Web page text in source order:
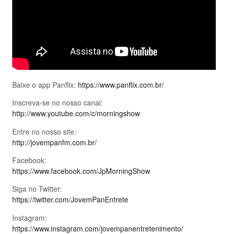
Baixe o app Panflix: https://www.panflix.com.br/
Inscreva-se no nosso canal:
http://www.youtube.com/c/morningshow
Entre no nosso site:
http://jovempanfm.com.br/
Facebook:
https://www.facebook.com/JpMorningShow
Siga no Twitter:
https://twitter.com/JovemPanEntrete
Instagram:
https://www.instagram.com/jovempanentretenimento/